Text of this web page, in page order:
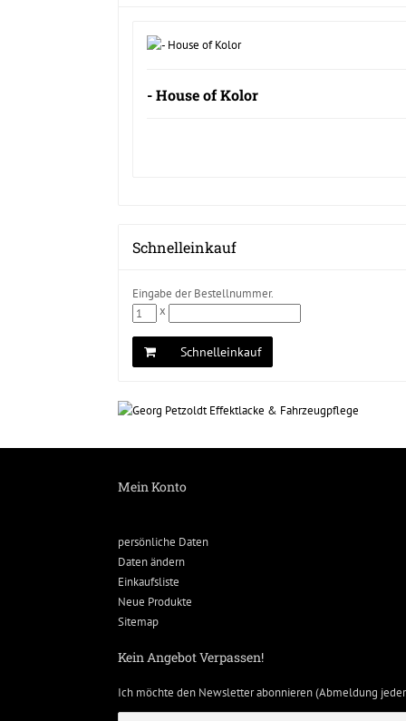
- House of Kolor
Schnelleinkauf
Eingabe der Bestellnummer.
x
Schnelleinkauf
Mein Konto
persönliche Daten
Daten ändern
Einkaufsliste
Neue Produkte
Sitemap
Kein Angebot Verpassen!
Ich möchte den Newsletter abonnieren (Abmeldung